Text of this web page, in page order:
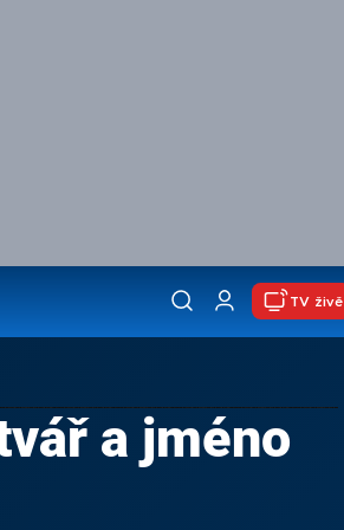
TV živě
a jméno